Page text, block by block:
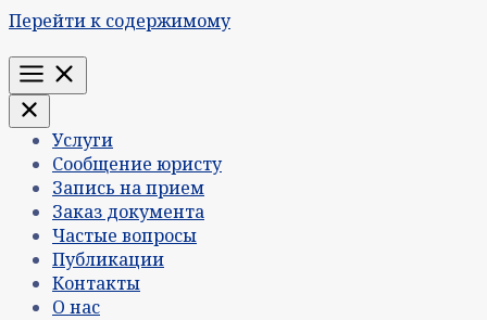
Перейти к содержимому
Меню
Услуги
Сообщение юристу
Запись на прием
Заказ документа
Частые вопросы
Публикации
Контакты
О нас